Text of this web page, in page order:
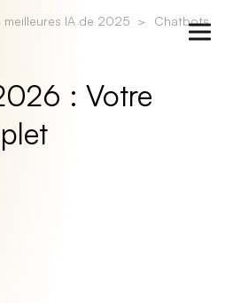
meilleures IA de 2025
Chatbots
: Votre